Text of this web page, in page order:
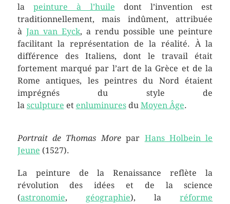
la peinture à l’huile dont l’invention est
traditionnellement, mais indûment, attribuée
à Jan van Eyck, a rendu possible une peinture
facilitant la représentation de la réalité. À la
différence des Italiens, dont le travail était
fortement marqué par l’art de la Grèce et de la
Rome antiques, les peintres du Nord étaient
imprégnés du style de
la sculpture et enluminuresdu Moyen Âge.
Portrait de Thomas Morepar Hans Holbein le
Jeune (1527).
La peinture de la Renaissance reflète la
révolution des idées et de la science
(astronomie, géographie), laréforme